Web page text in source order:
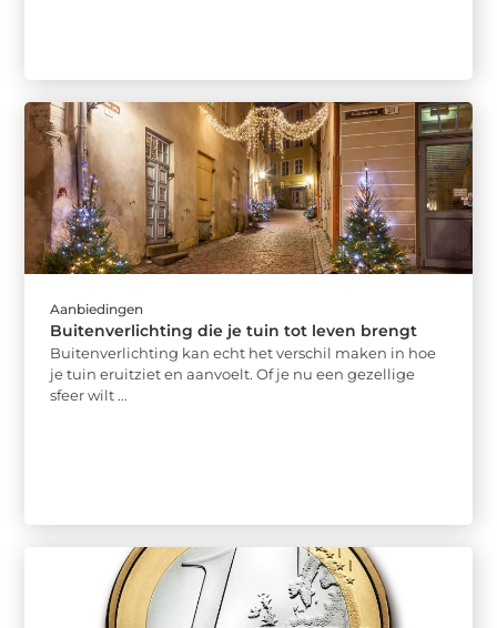
Aanbiedingen
Buitenverlichting die je tuin tot leven brengt
Buitenverlichting kan echt het verschil maken in hoe
je tuin eruitziet en aanvoelt. Of je nu een gezellige
sfeer wilt ...